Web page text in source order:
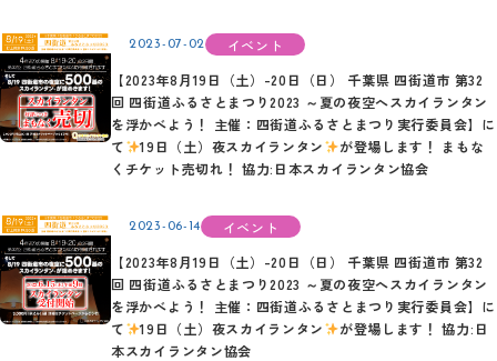
2023-07-02
イベント
【2023年8月19日（土）-20日（日） 千葉県 四街道市 第32
回 四街道ふるさとまつり2023 ～夏の夜空へスカイランタン
を浮かべよう！ 主催：四街道ふるさとまつり実行委員会】に
て
19日（土）夜スカイランタン
が登場します！ まもな
くチケット売切れ！ 協力:日本スカイランタン協会
2023-06-14
イベント
【2023年8月19日（土）-20日（日） 千葉県 四街道市 第32
回 四街道ふるさとまつり2023 ～夏の夜空へスカイランタン
を浮かべよう！ 主催：四街道ふるさとまつり実行委員会】に
て
19日（土）夜スカイランタン
が登場します！ 協力:日
本スカイランタン協会